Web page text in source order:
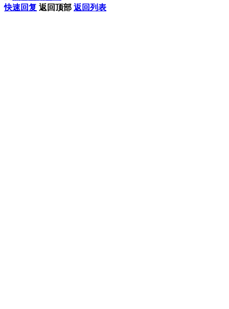
快速回复 返回顶部 返回列表